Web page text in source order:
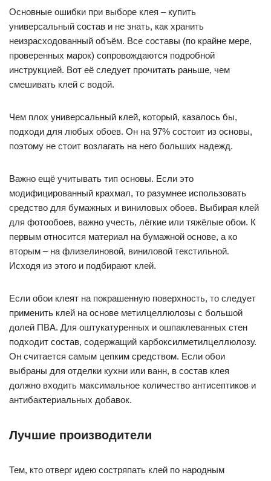
Основные ошибки при выборе клея – купить
универсальный состав и не знать, как хранить
неизрасходованный объём. Все составы (по крайне мере,
проверенных марок) сопровождаются подробной
инструкцией. Вот её следует прочитать раньше, чем
смешивать клей с водой.
Чем плох универсальный клей, который, казалось бы,
подходи для любых обоев. Он на 97% состоит из основы,
поэтому не стоит возлагать на него больших надежд.
Важно ещё учитывать тип основы. Если это
модифицированный крахмал, то разумнее использовать
средство для бумажных и виниловых обоев. Выбирая клей
для фотообоев, важно учесть, лёгкие или тяжёлые обои. К
первым относится материал на бумажной основе, а ко
вторым – на флизелиновой, виниловой текстильной.
Исходя из этого и подбирают клей.
Если обои клеят на покрашенную поверхность, то следует
применить клей на основе метилцеллюлозы с большой
долей ПВА. Для оштукатуренных и ошпаклеванных стен
подходит состав, содержащий карбоксилметилцеллюлозу.
Он считается самым цепким средством. Если обои
выбраны для отделки кухни или ванн, в состав клея
должно входить максимальное количество антисептиков и
антибактериальных добавок.
Лучшие производители
Тем, кто отверг идею состряпать клей по народным